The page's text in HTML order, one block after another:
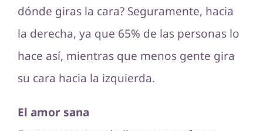
dónde giras la cara? Seguramente, hacia
la derecha, ya que 65% de las personas lo
hace así, mientras que menos gente gira
su cara hacia la izquierda.
El amor sana